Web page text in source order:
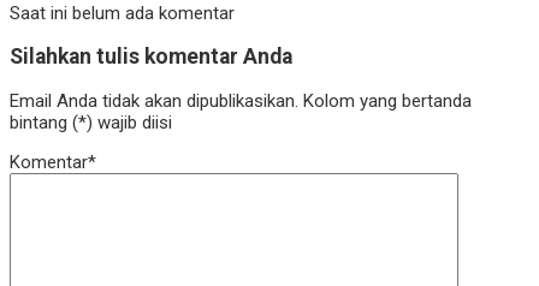
Saat ini belum ada komentar
Silahkan tulis komentar Anda
Email Anda tidak akan dipublikasikan. Kolom yang bertanda
bintang (*) wajib diisi
Komentar*